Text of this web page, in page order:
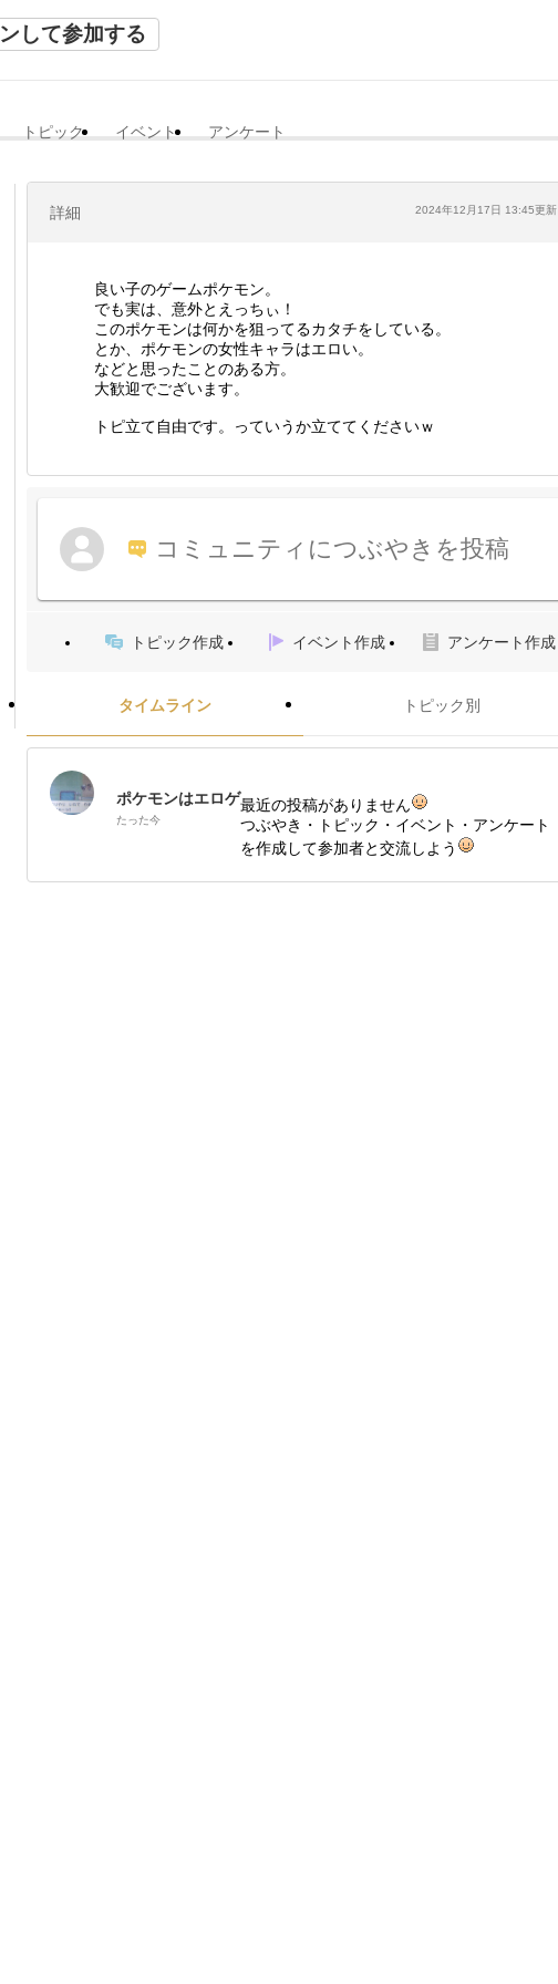
して参加する
トピック イベント アンケート
詳細 2024年12月17日 13:45更新
良い子のゲームポケモン。
でも実は、意外とえっちぃ！
このポケモンは何かを狙ってるカタチをしている。
とか、ポケモンの女性キャラはエロい。
などと思ったことのある方。
大歓迎でございます。
トピ立て自由です。っていうか立ててくださいｗ
コミュニティにつぶやきを投稿
トピック作成 イベント作成 アンケート作成
タイムライン トピック別
ポケモンはエロゲ
たった今
最近の投稿がありません
つぶやき・トピック・イベント・アンケート
を作成して参加者と交流しよう